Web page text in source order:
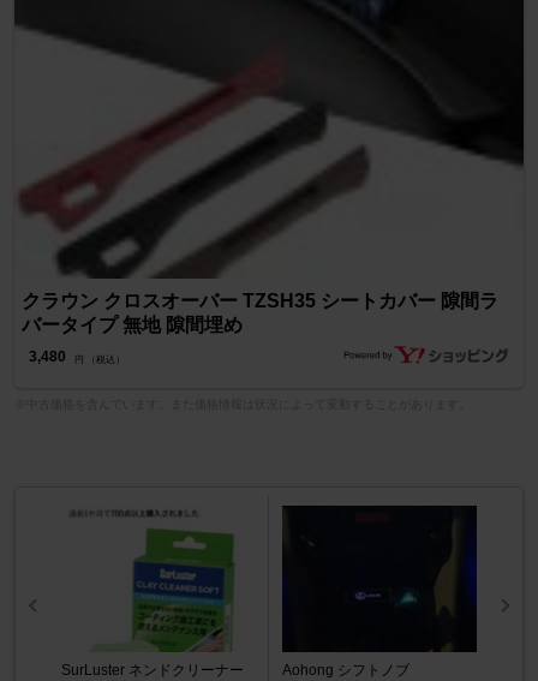
クラウン クロスオーバー TZSH35 シートカバー 隙間ラ
バータイプ 無地 隙間埋め
3,480 円 （税込）
SurLuster ネンドクリーナー
Aohong シフトノブ